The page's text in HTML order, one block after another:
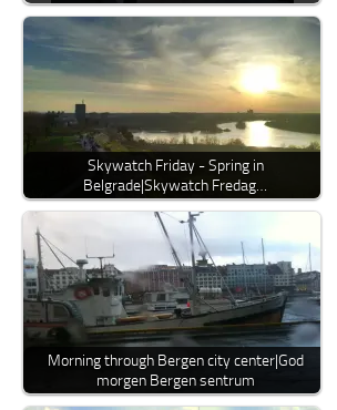
Skywatch Friday - Spring in
Belgrade|Skywatch Fredag…
Morning through Bergen city center|God
morgen Bergen sentrum